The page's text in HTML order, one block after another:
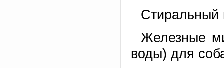
Стиральный
Железные
воды) для